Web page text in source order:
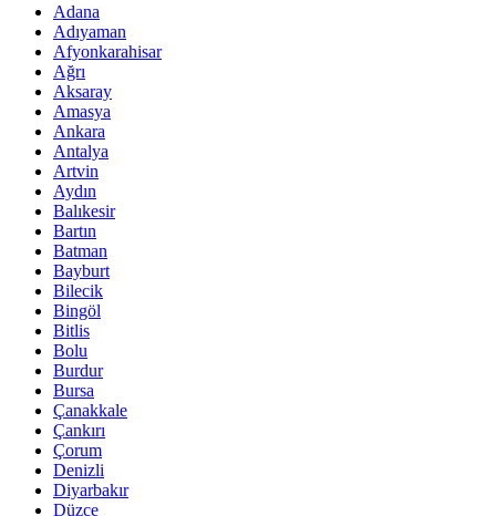
Adana
Adıyaman
Afyonkarahisar
Ağrı
Aksaray
Amasya
Ankara
Antalya
Artvin
Aydın
Balıkesir
Bartın
Batman
Bayburt
Bilecik
Bingöl
Bitlis
Bolu
Burdur
Bursa
Çanakkale
Çankırı
Çorum
Denizli
Diyarbakır
Düzce